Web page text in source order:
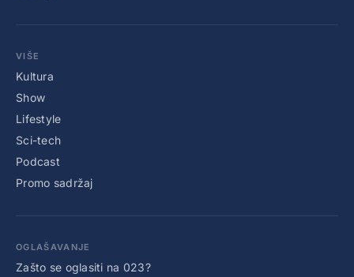
VIŠE
Kultura
Show
Lifestyle
Sci-tech
Podcast
Promo sadržaj
OGLAŠAVANJE
Zašto se oglasiti na 023?